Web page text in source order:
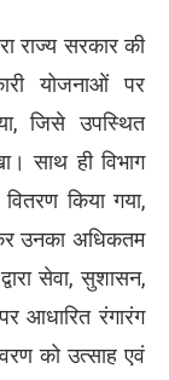
राज्य सरकार की
योजनाओं पर
जिसे उपस्थित
साथ ही विभाग
वितरण किया गया,
उनका अधिकतम
सेवा, सुशासन,
आधारित रंगारंग
को उत्साह एवं